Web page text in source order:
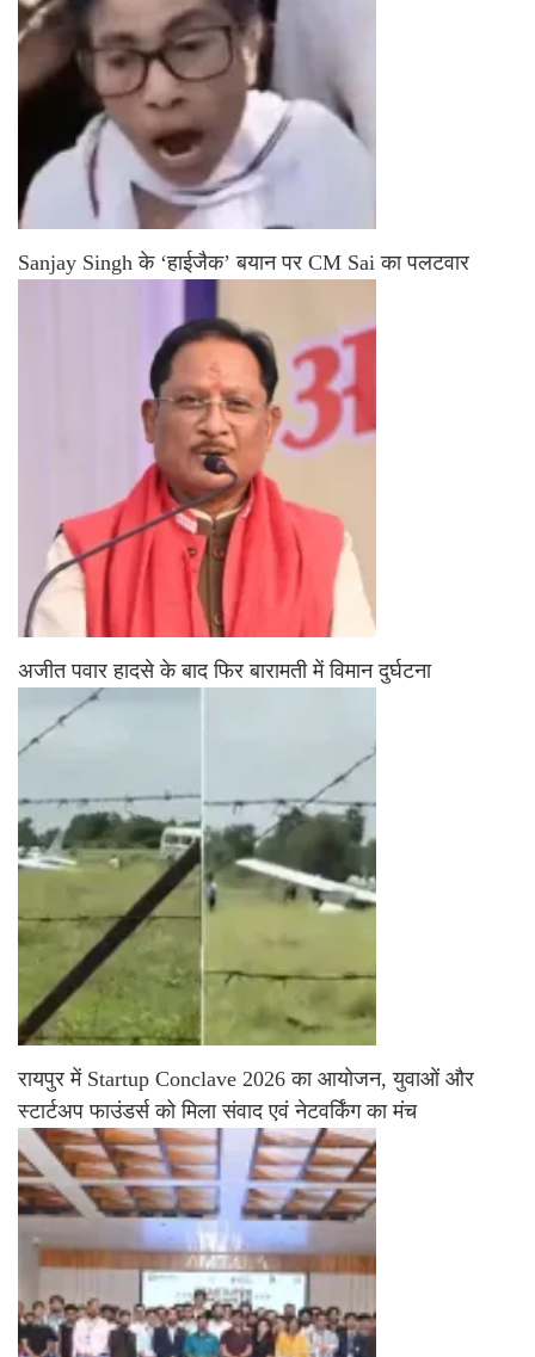
Sanjay Singh के ‘हाईजैक’ बयान पर CM Sai का पलटवार
अजीत पवार हादसे के बाद फिर बारामती में विमान दुर्घटना
रायपुर में Startup Conclave 2026 का आयोजन, युवाओं और
स्टार्टअप फाउंडर्स को मिला संवाद एवं नेटवर्किंग का मंच